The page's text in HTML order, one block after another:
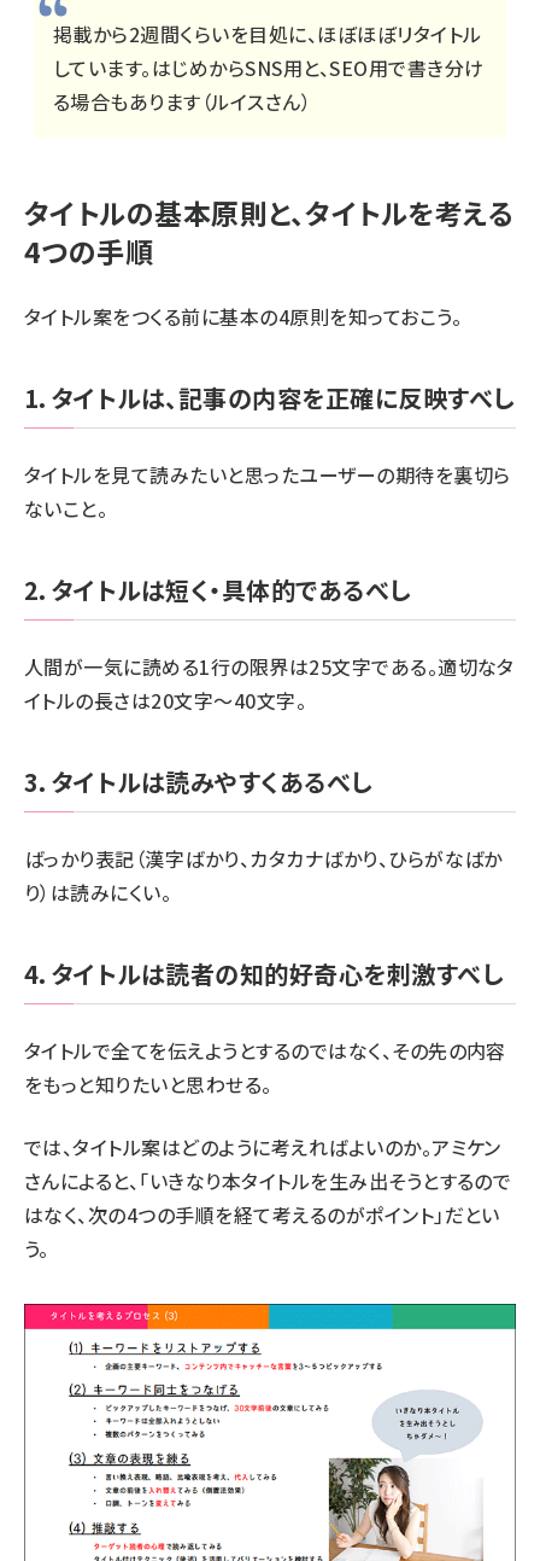
掲載から2週間くらいを目処に、ほぼほぼリタイトル
しています。はじめからSNS用と、SEO用で書き分け
る場合もあります（ルイスさん）
タイトルの基本原則と、タイトルを考える
4つの手順
タイトル案をつくる前に基本の4原則を知っておこう。
1．タイトルは、記事の内容を正確に反映すべし
タイトルを見て読みたいと思ったユーザーの期待を裏切ら
ないこと。
2．タイトルは短く・具体的であるべし
人間が一気に読める1行の限界は25文字である。適切なタ
イトルの長さは20文字～40文字。
3．タイトルは読みやすくあるべし
ばっかり表記（漢字ばかり、カタカナばかり、ひらがなばか
り）は読みにくい。
4．タイトルは読者の知的好奇心を刺激すべし
タイトルで全てを伝えようとするのではなく、その先の内容
をもっと知りたいと思わせる。
では、タイトル案はどのように考えればよいのか。アミケン
さんによると、「いきなり本タイトルを生み出そうとするので
はなく、次の4つの手順を経て考えるのがポイント」だとい
う。